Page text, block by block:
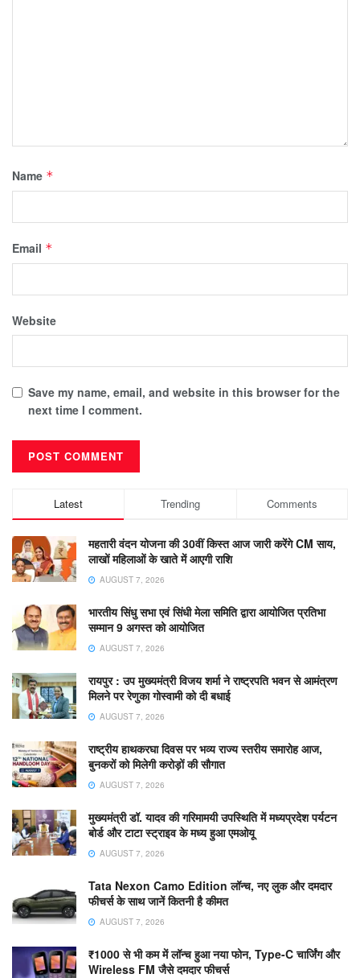
Name *
Email *
Website
Save my name, email, and website in this browser for the
next time I comment.
Latest Trending Comments
महतारी वंदन योजना की 30वीं किस्त आज जारी करेंगे CM साय,
लाखों महिलाओं के खाते में आएगी राशि
AUGUST 7, 2026
भारतीय सिंधु सभा एवं सिंधी मेला समिति द्वारा आयोजित प्रतिभा
सम्मान 9 अगस्त को आयोजित
AUGUST 7, 2026
रायपुर : उप मुख्यमंत्री विजय शर्मा ने राष्ट्रपति भवन से आमंत्रण
मिलने पर रेणुका गोस्वामी को दी बधाई
AUGUST 7, 2026
राष्ट्रीय हाथकरघा दिवस पर भव्य राज्य स्तरीय समारोह आज,
बुनकरों को मिलेगी करोड़ों की सौगात
AUGUST 7, 2026
मुख्यमंत्री डॉ. यादव की गरिमामयी उपस्थिति में मध्यप्रदेश पर्यटन
बोर्ड और टाटा स्ट्राइव के मध्य हुआ एमओयू
AUGUST 7, 2026
Tata Nexon Camo Edition लॉन्च, नए लुक और दमदार
फीचर्स के साथ जानें कितनी है कीमत
AUGUST 7, 2026
₹1000 से भी कम में लॉन्च हुआ नया फोन, Type-C चार्जिंग और
Wireless FM जैसे दमदार फीचर्स